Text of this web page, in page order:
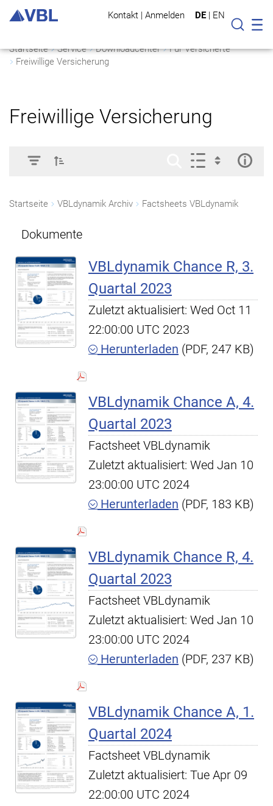
Kontakt | Anmelden DE | EN
Suche
Startseite Service Downloadcenter
Für Versicherte
Freiwillige Versicherung
Freiwillige Versicherung
Startseite VBLdynamik Archiv Factsheets VBLdynamik
Dokumente
VBLdynamik Chance R, 3.
Quartal 2023
Zuletzt aktualisiert: Wed Oct 11
22:00:00 UTC 2023
Herunterladen (PDF, 247 KB)
VBLdynamik Chance A, 4.
Quartal 2023
Factsheet VBLdynamik
Zuletzt aktualisiert: Wed Jan 10
23:00:00 UTC 2024
Herunterladen (PDF, 183 KB)
VBLdynamik Chance R, 4.
Quartal 2023
Factsheet VBLdynamik
Zuletzt aktualisiert: Wed Jan 10
23:00:00 UTC 2024
Herunterladen (PDF, 237 KB)
VBLdynamik Chance A, 1.
Quartal 2024
Factsheet VBLdynamik
Zuletzt aktualisiert: Tue Apr 09
22:00:00 UTC 2024